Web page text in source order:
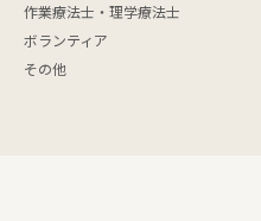
作業療法士・理学療法士
ボランティア
その他